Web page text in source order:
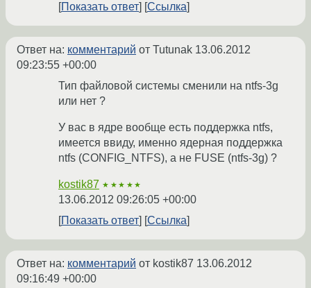
Показать ответ Ссылка
Ответ на: комментарий от Tutunak 13.06.2012
09:23:55 +00:00
Тип файловой системы сменили на ntfs-3g
или нет ?
У вас в ядре вообще есть поддержка ntfs,
имеется ввиду, именно ядерная поддержка
ntfs (CONFIG_NTFS), а не FUSE (ntfs-3g) ?
kostik87 ★★★★★
13.06.2012 09:26:05 +00:00
Показать ответ
Ссылка
Ответ на: комментарий от kostik87 13.06.2012
09:16:49 +00:00